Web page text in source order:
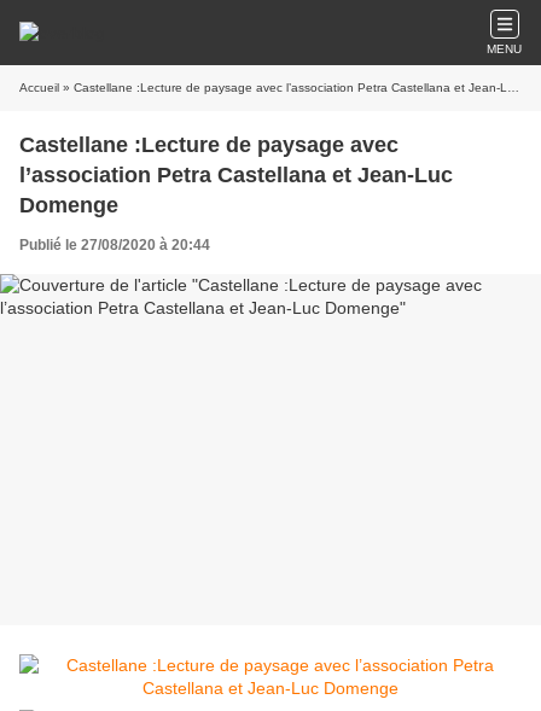
MENU
Accueil » Castellane :Lecture de paysage avec l’association Petra Castellana et Jean-Luc Domenge
Castellane :Lecture de paysage avec
l’association Petra Castellana et Jean-Luc
Domenge
Publié le 27/08/2020 à 20:44